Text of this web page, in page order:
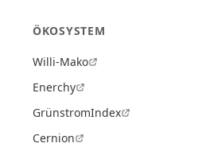
ÖKOSYSTEM
Willi-Mako
Enerchy
GrünstromIndex
Cernion